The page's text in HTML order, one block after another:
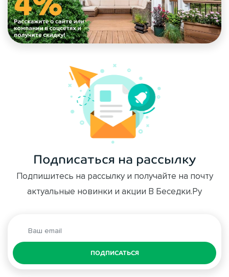
Подписаться на рассылку
Подпишитесь на рассылку и получайте на почту
актуальные новинки и акции В Беседки.Ру
ПОДПИСАТЬСЯ